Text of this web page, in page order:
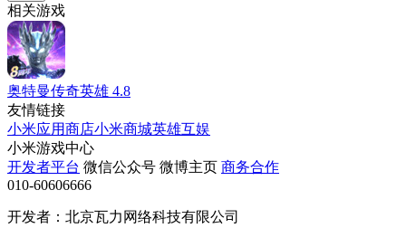
相关游戏
奥特曼传奇英雄 4.8
友情链接
小米应用商店小米商城英雄互娱
小米游戏中心
开发者平台 微信公众号 微博主页 商务合作
010-60606666
开发者：北京瓦力网络科技有限公司